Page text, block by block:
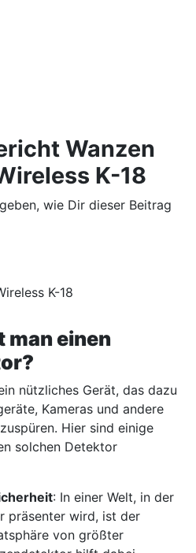
Wanzen
K-18
wie Dir dieser Beitrag
Detektor RF Wireless K-18
man einen
nützliches Gerät, das dazu
Kameras und andere
Hier sind einige
solchen Detektor
: In einer Welt, in der
präsenter wird, ist der
von größter